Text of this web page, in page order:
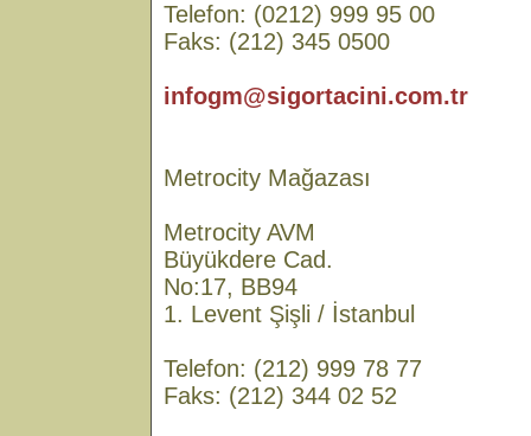
Telefon: (0212) 999 95 00
Faks: (212) 345 0500
infogm@sigortacini.com.tr
Metrocity Mağazası
Metrocity AVM
Büyükdere Cad.
No:17, BB94
1. Levent Şişli / İstanbul
Telefon: (212) 999 78 77
Faks: (212) 344 02 52